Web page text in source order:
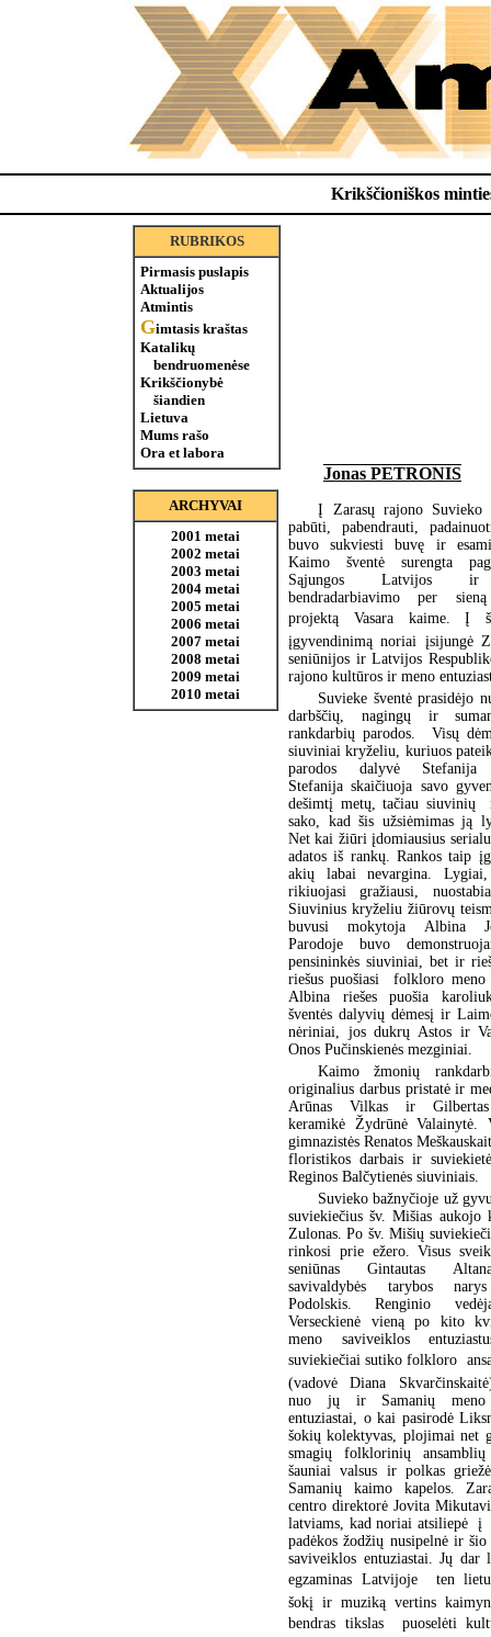
Krikščioniškos
RUBRIKOS
Pirmasis puslapis
Aktualijos
Atmintis
Gimtasis kraštas
Katalikų
bendruomenėse
Krikščionybė
šiandien
Lietuva
Mums rašo
Ora et labora
ARCHYVAI
2001 metai
2002 metai
2003 metai
2004 metai
2005 metai
2006 metai
2007 metai
2008 metai
2009 metai
2010 metai
Jonas PETRONIS
Į Zarasų rajono Suvieko
pabūti, pabendrauti,
buvo sukviesti buvę ir
Kaimo šventė surengta
Sąjungos Latvijos ir
bendradarbiavimo per
projektą Vasara kaime. Į
įgyvendinimą noriai įsijungė
seniūnijos ir Latvijos
rajono kultūros ir meno
Suvieke šventė prasidėjo
darbščių, nagingų ir
rankdarbių parodos. Visų
siuviniai kryželiu, kuriuos
parodos dalyvė Stefanija
Stefanija skaičiuoja savo
dešimtį metų, tačiau siuvinių
sako, kad šis užsiėmimas ją
Net kai žiūri įdomiausius
adatos iš rankų. Rankos taip
akių labai nevargina.
rikiuojasi gražiausi,
Siuvinius kryželiu žiūrovų
buvusi mokytoja Albina
Parodoje buvo
pensininkės siuviniai, bet ir
riešus puošiasi folkloro meno
Albina riešes puošia
šventės dalyvių dėmesį ir
nėriniai, jos dukrų Astos ir
Onos Pučinskienės mezginiai.
Kaimo žmonių
originalius darbus pristatė ir
Arūnas Vilkas ir Gilbertas
keramikė Žydrūnė Valainytė.
gimnazistės Renatos
floristikos darbais ir
Reginos Balčytienės siuviniais.
Suvieko bažnyčioje už
suviekiečius šv. Mišias aukojo
Zulonas. Po šv. Mišių
rinkosi prie ežero. Visus
seniūnas Gintautas
savivaldybės tarybos
Podolskis. Renginio
Verseckienė vieną po kito
meno saviveiklos
suviekiečiai sutiko folkloro
(vadovė Diana
nuo jų ir Samanių meno
entuziastai, o kai pasirodė
šokių kolektyvas, plojimai net
smagių folklorinių ansamblių
šauniai valsus ir polkas
Samanių kaimo kapelos.
centro direktorė Jovita
latviams, kad noriai atsiliepė į
padėkos žodžių nusipelnė ir
saviveiklos entuziastai. Jų dar
egzaminas Latvijoje  ten
šokį ir muziką vertins
bendras tikslas  puoselėti